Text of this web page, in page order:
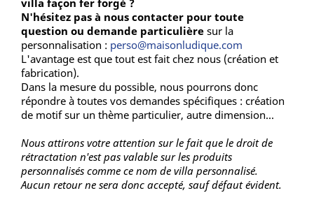
villa façon fer forgé ?
N'hésitez pas à nous contacter pour toute
question ou demande particulière sur la
personnalisation : perso@maisonludique.com
L'avantage est que tout est fait chez nous (création et
fabrication).
Dans la mesure du possible, nous pourrons donc
répondre à toutes vos demandes spécifiques : création
de motif sur un thème particulier, autre dimension...
Nous attirons votre attention sur le fait que le droit de
rétractation n'est pas valable sur les produits
personnalisés comme ce nom de villa personnalisé.
Aucun retour ne sera donc accepté, sauf défaut évident.